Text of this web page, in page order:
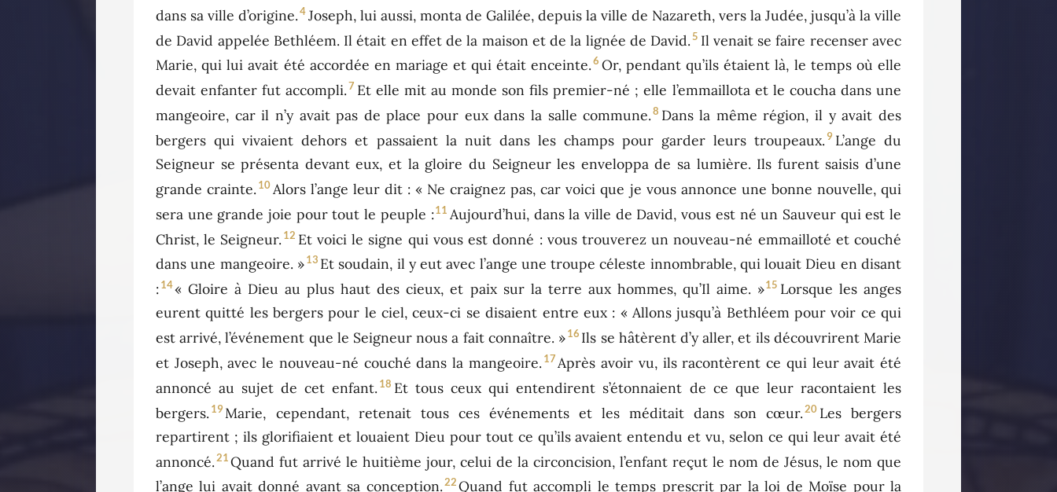
dans sa ville d’origine.4Joseph, lui aussi, monta de Galilée, depuis la ville de Nazareth, vers la Judée, jusqu’à la ville
de David appelée Bethléem. Il était en effet de la maison et de la lignée de David.5 Il venait se faire recenser avec
Marie, qui lui avait été accordée en mariage et qui était enceinte. 6 Or, pendant qu’ils étaient là, le temps où elle
devait enfanter fut accompli.7 Et elle mit au monde son fils premier-né ; elle l’emmaillota et le coucha dans une
mangeoire, car il n’y avait pas de place pour eux dans la salle commune.8 Dans la même région, il y avait des
bergers qui vivaient dehors et passaient la nuit dans les champs pour garder leurs troupeaux. 9 L’ange du
Seigneur se présenta devant eux, et la gloire du Seigneur les enveloppa de sa lumière. Ils furent saisis d’une
grande crainte. 10Alors l’ange leur dit : « Ne craignez pas, car voici que je vous annonce une bonne nouvelle, qui
sera une grande joie pour tout le peuple :11 Aujourd’hui, dans la ville de David, vous est né un Sauveur qui est le
Christ, le Seigneur. 12 Et voici le signe qui vous est donné : vous trouverez un nouveau-né emmailloté et couché
dans une mangeoire. » 13 Et soudain, il y eut avec l’ange une troupe céleste innombrable, qui louait Dieu en disant
:14« Gloire à Dieu au plus haut des cieux, et paix sur la terre aux hommes, qu’Il aime. »15 Lorsque les anges
eurent quitté les bergers pour le ciel, ceux-ci se disaient entre eux : « Allons jusqu’à Bethléem pour voir ce qui
est arrivé, l’événement que le Seigneur nous a fait connaître. »16 Ils se hâtèrent d’y aller, et ils découvrirent Marie
et Joseph, avec le nouveau-né couché dans la mangeoire. 17 Après avoir vu, ils racontèrent ce qui leur avait été
annoncé au sujet de cet enfant. 18 Et tous ceux qui entendirent s’étonnaient de ce que leur racontaient les
bergers. 19 Marie, cependant, retenait tous ces événements et les méditait dans son cœur. 20 Les bergers
repartirent ; ils glorifiaient et louaient Dieu pour tout ce qu’ils avaient entendu et vu, selon ce qui leur avait été
annoncé.21 Quand fut arrivé le huitième jour, celui de la circoncision, l’enfant reçut le nom de Jésus, le nom que
l’ange lui avait donné avant sa conception.22 Quand fut accompli le temps prescrit par la loi de Moïse pour la